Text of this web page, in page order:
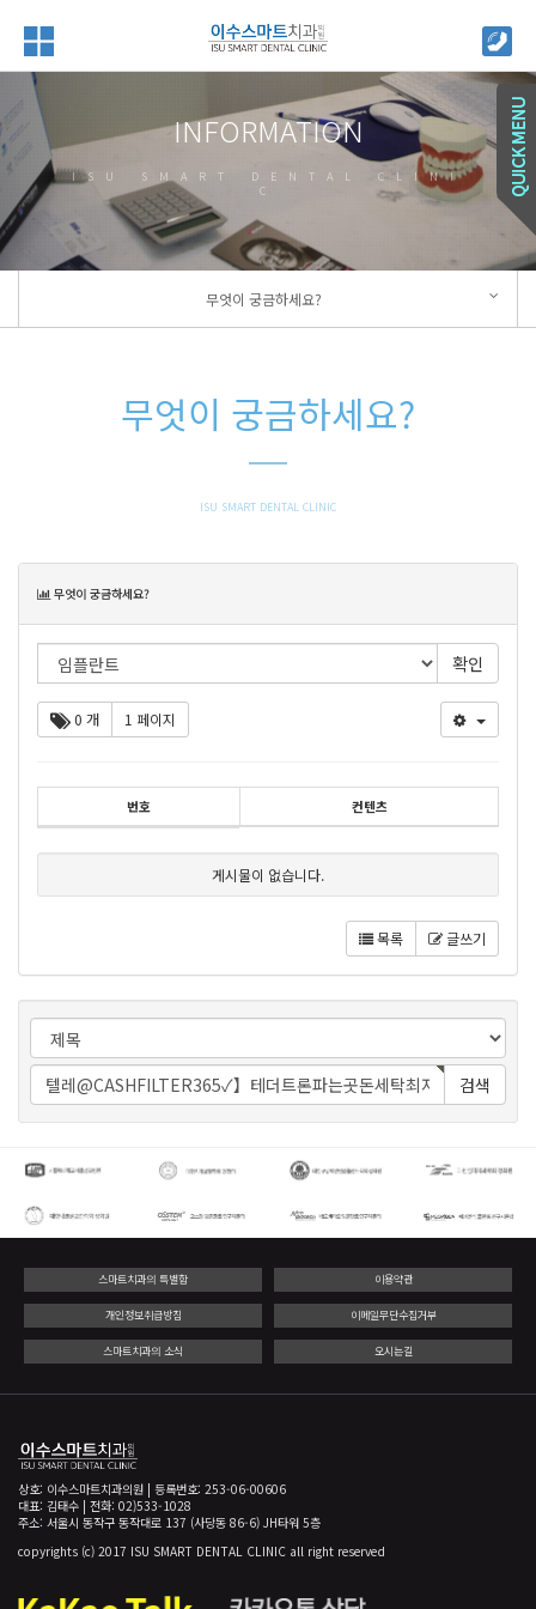
INFORMATION
ISU SMART DENTAL CLINI
C
무엇이 궁금하세요?
무엇이 궁금하세요?
ISU SMART DENTAL CLINIC
무엇이 궁금하세요?목
0 개 1 페이지
번호 컨텐츠
게시물이 없습니다.
목록 글쓰기
검색
스마트치과의 특별함 이용약관
개인정보취급방침 이메일무단수집거부
스마트치과의 소식 오시는길
상호: 이수스마트치과의원 | 등록번호: 253-06-00606
대표: 김태수 | 전화: 02)533-1028
주소: 서울시 동작구 동작대로 137 (사당동 86-6) JH타워 5층
copyrights (c) 2017 ISU SMART DENTAL CLINIC all right reserved